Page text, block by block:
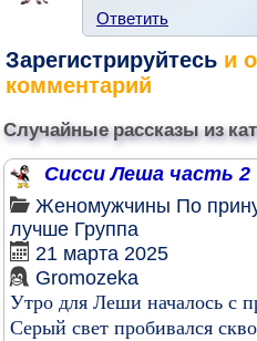
Ответить
Зарегистрируйтесь и
комментарий
Случайные рассказы из
Сисси Леша часть 2
Женомужчины По
лучше Группа
21 марта 2025
Gromozeka
Утро для Леши началось с
Серый свет пробивался